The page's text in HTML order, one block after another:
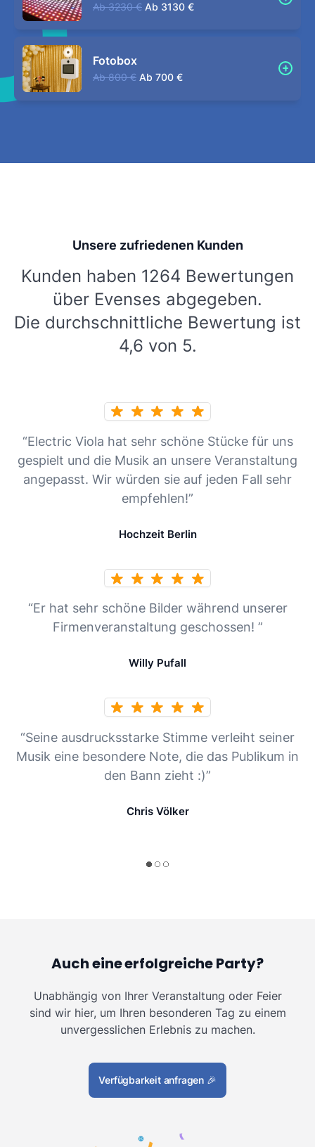
Ab 3230 € Ab 3130 €
Fotobox
Ab 800 € Ab 700 €
Unsere zufriedenen Kunden
Kunden haben 1264 Bewertungen
über Evenses abgegeben.
Die durchschnittliche Bewertung ist
4,6 von 5.
“Electric Viola hat sehr schöne Stücke für uns
gespielt und die Musik an unsere Veranstaltung
angepasst. Wir würden sie auf jeden Fall sehr
empfehlen!”
Hochzeit Berlin
“Er hat sehr schöne Bilder während unserer
Firmenveranstaltung geschossen! ”
Willy Pufall
“Seine ausdrucksstarke Stimme verleiht seiner
Musik eine besondere Note, die das Publikum in
den Bann zieht :)”
Chris Völker
Auch eine erfolgreiche Party?
Unabhängig von Ihrer Veranstaltung oder Feier
sind wir hier, um Ihren besonderen Tag zu einem
unvergesslichen Erlebnis zu machen.
Verfügbarkeit anfragen 🎉